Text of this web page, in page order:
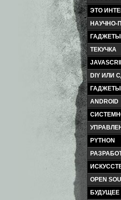
ЭТО
НАУЧНО-
ТЕКУЧКА
DIY ИЛИ
ГАДЖЕТЫ
ANDROID
PYTHON
OPEN